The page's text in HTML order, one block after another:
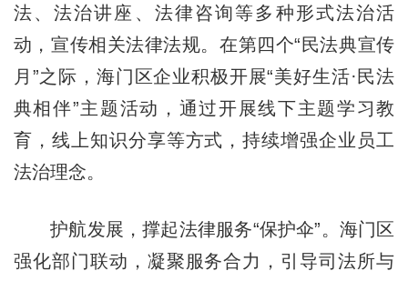
法、法治讲座、法律咨询等多种形式法治活
动，宣传相关法律法规。在第四个“民法典宣传
月”之际，海门区企业积极开展“美好生活·民法
典相伴”主题活动，通过开展线下主题学习教
育，线上知识分享等方式，持续增强企业员工
法治理念。
护航发展，撑起法律服务“保护伞”。海门区
强化部门联动，凝聚服务合力，引导司法所与